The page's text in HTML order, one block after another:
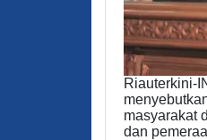
Riauterkini-
masyarakat
dan